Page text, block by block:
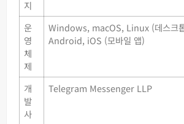
지
운
영
체
제
Windows, macOS, Linux (데스크
Android, iOS (모바일 앱)
개
발
사
Telegram Messenger LLP